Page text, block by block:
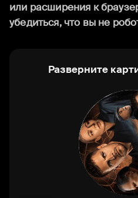
или расширения к
убедиться, что вы не
Разверните